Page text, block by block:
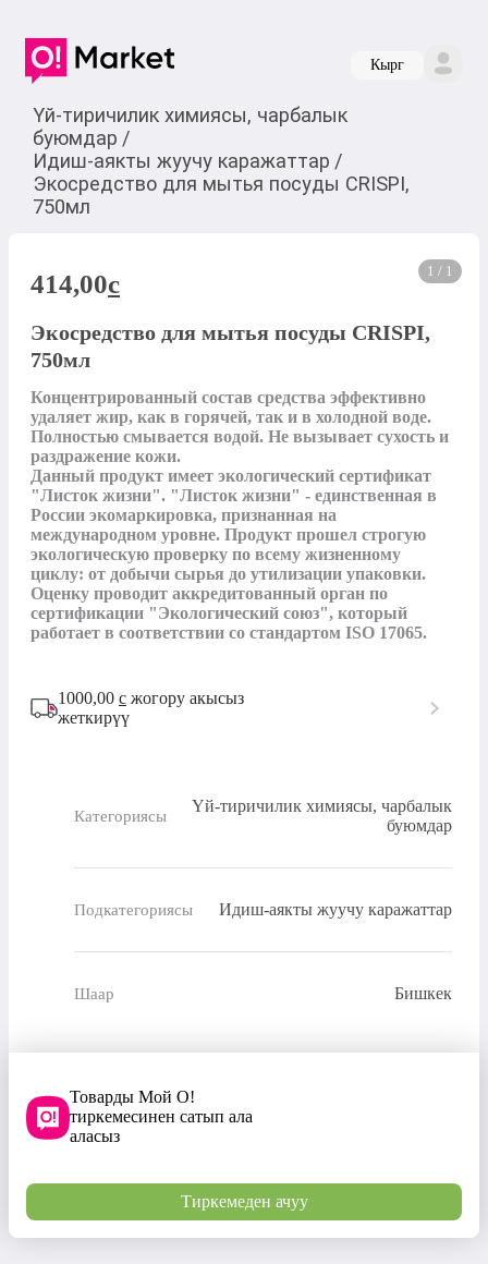
Кырг
Үй-тиричилик химиясы, чарбалык
буюмдар /
Идиш-аякты жуучу каражаттар /
Экосредство для мытья посуды CRISPI,
750мл
1 / 1
414,00c
Экосредство для мытья посуды CRISPI,
750мл
Концентрированный состав средства эффективно
удаляет жир, как в горячей, так и в холодной воде.
Полностью смывается водой. Не вызывает сухость и
раздражение кожи.
Данный продукт имеет экологический сертификат
"Листок жизни". "Листок жизни" - единственная в
России экомаркировка, признанная на
международном уровне. Продукт прошел строгую
экологическую проверку по всему жизненному
циклу: от добычи сырья до утилизации упаковки.
Оценку проводит аккредитованный орган по
сертификации "Экологический союз", который
работает в соответствии со стандартом ISO 17065.
1000,00 с жогору акысыз
жеткирүү
Категориясы
Үй-тиричилик химиясы, чарбалык
буюмдар
Подкатегориясы Идиш-аякты жуучу каражаттар
Шаар Бишкек
Товарды Мой О!
тиркемесинен сатып ала
аласыз
Тиркемеден ачуу